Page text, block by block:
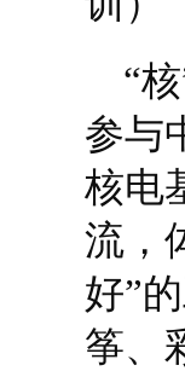
“
参与
核电
流，
好”
筝、